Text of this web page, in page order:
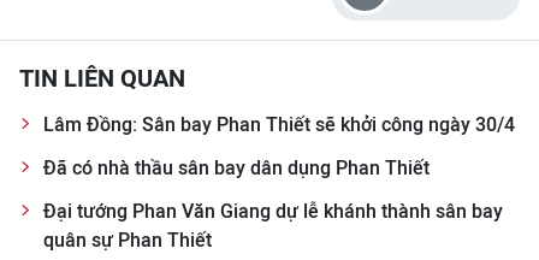
TIN LIÊN QUAN
Lâm Đồng: Sân bay Phan Thiết sẽ khởi công ngày 30/4
Đã có nhà thầu sân bay dân dụng Phan Thiết
Đại tướng Phan Văn Giang dự lễ khánh thành sân bay
quân sự Phan Thiết